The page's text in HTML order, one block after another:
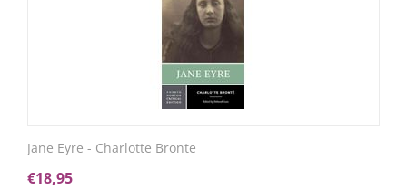
Jane Eyre - Charlotte Bronte
€18,95